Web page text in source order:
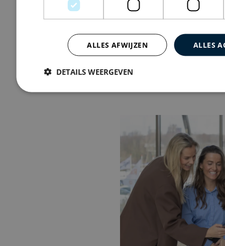
ALLES
ALLES AFWIJZEN
DETAILS WEERGEVEN